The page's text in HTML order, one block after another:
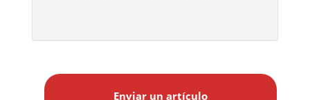
Enviar un artículo